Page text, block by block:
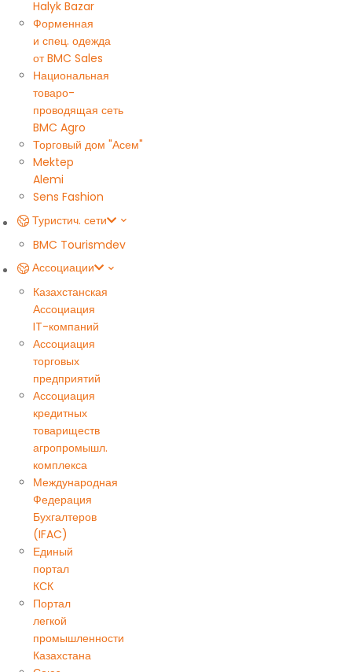
Halyk Bazar
Форменная
и спец. одежда
от BMC Sales
Национальная
товаро-
проводящая сеть
BMC Agro
Торговый дом "Асем"
Mektep
Alemi
Sens Fashion
Туристич. сети
BMC Tourismdev
Ассоциации
Казахстанская
Ассоциация
IT-компаний
Ассоциация
торговых
предприятий
Ассоциация
кредитных
товариществ
агропромышл.
комплекса
Международная
Федерация
Бухгалтеров
(IFAC)
Единый
портал
КСК
Портал
легкой
промышленности
Казахстана